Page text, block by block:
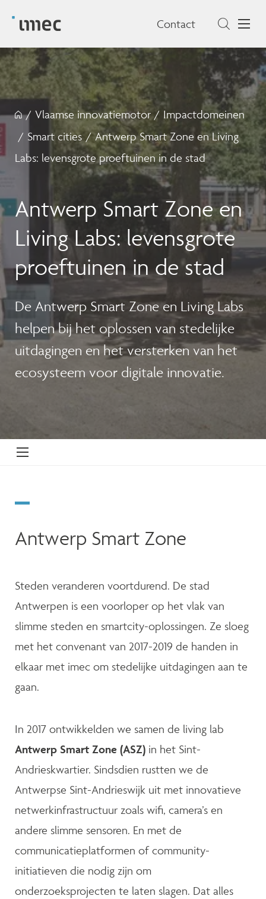
Contact
/ Vlaamse innovatiemotor / Impactdomeinen
/ Smart cities / Antwerp Smart Zone en Living
Labs: levensgrote proeftuinen in de stad
Antwerp Smart Zone en
Living Labs: levensgrote
proeftuinen in de stad
De Antwerp Smart Zone en Living Labs
helpen bij het oplossen van stedelijke
uitdagingen en het versterken van het
ecosysteem voor digitale innovatie.
Antwerp Smart Zone
Steden veranderen voortdurend. De stad
Antwerpen is een voorloper op het vlak van
slimme steden en smartcity-oplossingen. Ze sloeg
met het convenant van 2017-2019 de handen in
elkaar met imec om stedelijke uitdagingen aan te
gaan.
In 2017 ontwikkelden we samen de living lab
Antwerp Smart Zone (ASZ) in het Sint-
Andrieskwartier. Sindsdien rustten we de
Antwerpse Sint-Andrieswijk uit met innovatieve
netwerkinfrastructuur zoals wifi, camera’s en
andere slimme sensoren. En met de
communicatieplatformen of community-
initiatieven die nodig zijn om
onderzoeksprojecten te laten slagen. Dat alles